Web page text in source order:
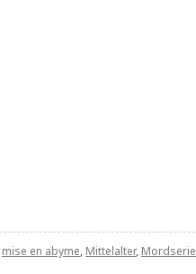
mise en abyme, Mittelalter, Mordserie